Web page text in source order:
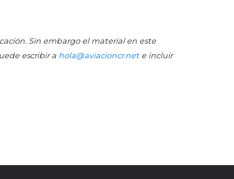
Sin embargo el material en este
escribir a hola@aviacioncr.nete incluir